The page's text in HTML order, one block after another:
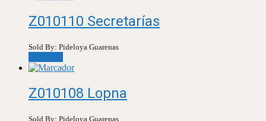
Z010110 Secretarías
Sold By: Pideloya Guarenas
Z010108 Lopna
Sold By: Pideloya Guarenas